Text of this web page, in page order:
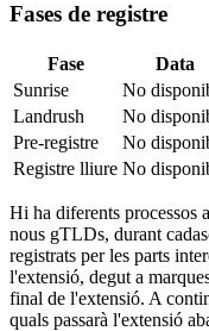
Fases de registre
Fase Data
Sunrise
No
Landrush
No
Pre-registre
No
Registre lliure No
Hi ha diferents processos
nous gTLDs, durant
registrats per les parts
l'extensió, degut a
final de l'extensió. A
quals passarà l'extensió